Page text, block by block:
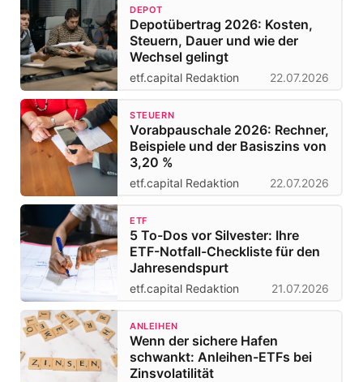
DEPOT
Depotübertrag 2026: Kosten,
Steuern, Dauer und wie der
Wechsel gelingt
etf.capital Redaktion 22.07.2026
STEUERN
Vorabpauschale 2026: Rechner,
Beispiele und der Basiszins von
3,20 %
etf.capital Redaktion 22.07.2026
ETF
5 To-Dos vor Silvester: Ihre
ETF-Notfall-Checkliste für den
Jahresendspurt
etf.capital Redaktion 21.07.2026
ANLEIHEN
Wenn der sichere Hafen
schwankt: Anleihen-ETFs bei
Zinsvolatilität